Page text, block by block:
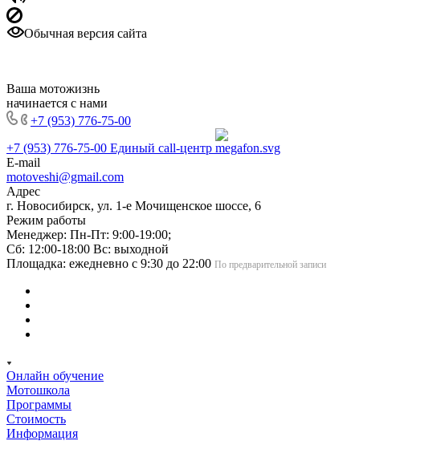
Обычная версия сайта
Ваша мотожизнь
начинается с нами
+7 (953) 776-75-00
+7 (953) 776-75-00 Единый call-центр
E-mail
motoveshi@gmail.com
Адрес
г. Новосибирск, ул. 1-е Мочищенское шоссе, 6
Режим работы
Менеджер: Пн-Пт: 9:00-19:00;
Сб: 12:00-18:00 Вс: выходной
Площадка: ежедневно с 9:30 до 22:00 По предварительной записи
Онлайн обучение
Мотошкола
Программы
Стоимость
Информация